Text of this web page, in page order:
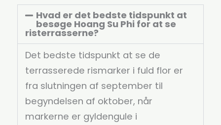
Hvad er det bedste tidspunkt at
besøge Hoang Su Phi for at se
risterrasserne?
Det bedste tidspunkt at se de
terrasserede rismarker i fuld flor er
fra slutningen af september til
begyndelsen af oktober, når
markerne er gyldengule i